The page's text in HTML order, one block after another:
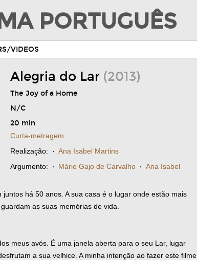
PORTUGUÊS
VIDEOS
Alegria do Lar (2013)
The Joy of a Home
N/C
20 min
Curta-metragem
Realização: · Ana Isabel Martins
Argumento: · Mário Gajo de Carvalho · Ana Isabel
há 50 anos. A sua casa é o lugar onde estão mais
as suas memórias de vida.
meus avós. É uma janela aberta para o seu Lar, lugar
a sua velhice. A minha intenção ao fazer este filme